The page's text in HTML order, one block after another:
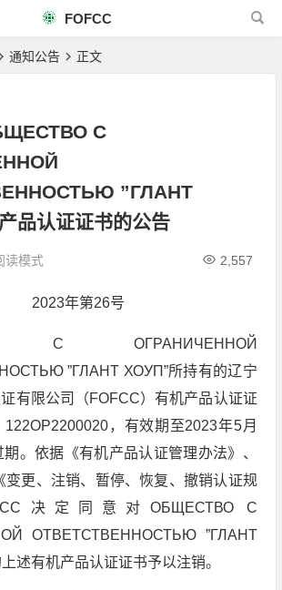
FOFCC
通知公告 正文
С
”ГЛАНТ
品认证证书的公告
2,557
读模式
2023年第26号
С ОГРАНИЧЕННОЙ
”ГЛАНТ ХОУП”所持有的辽宁
有限公司（FOFCC）有机产品认证证
，有效期至2023年5月
。依据《有机产品认证管理办法》、
变更、注销、暂停、恢复、撤销认证规
决定同意对ОБЩЕСТВО С
ОТВЕТСТВЕННОСТЬЮ ”ГЛАНТ
述有机产品认证证书予以注销。